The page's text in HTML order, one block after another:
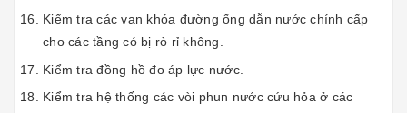
Kiểm tra các van khóa đường ống dẫn nước chính cấp
cho các tầng có bị rò rỉ không.
Kiểm tra đồng hồ đo áp lực nước.
Kiểm tra hệ thống các vòi phun nước cứu hỏa ở các